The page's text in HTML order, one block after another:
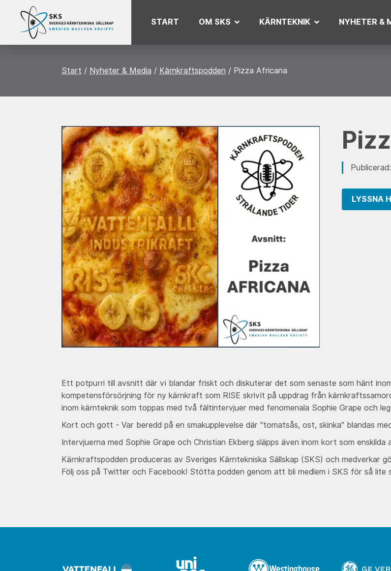
START OM SKS KÄRNTEKNIK NYHETER &
Start Nyheter & Media Kärnkraftspodden Pizza Africana
LYSSNA
Ett potpurri till avsnitt där vi blandar friskt och diskuterar det som senaste som hänt
kompetensförsörjning för ny kärnkraft som RISE skrivit på uppdrag från
inom kärnteknik som toppas med två fältintervjuer med fenomenala Sophie Grape och
Kort och gott - Var beredd på en smakupplevelse där "tomatsås, ost, skinka" blandas
Intervjuerna med Sophie Grape och Christian Ekberg släpps även inom kort som enskilda
Kärnkraftspodden produceras av Sveriges Kärntekniska Sällskap (SKS) och medverkar
Följ oss på Twitter och Facebook! Stötta podden genom att bli medlem i SKS för så lite